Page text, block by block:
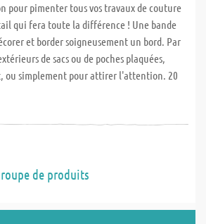
pour pimenter tous vos travaux de couture
qui fera toute la différence ! Une bande
et border soigneusement un bord. Par
de sacs ou de poches plaquées,
ou simplement pour attirer l'attention. 20
de produits